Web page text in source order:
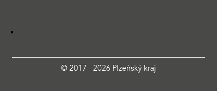
© 2017 - 2026 Plzeňský kraj